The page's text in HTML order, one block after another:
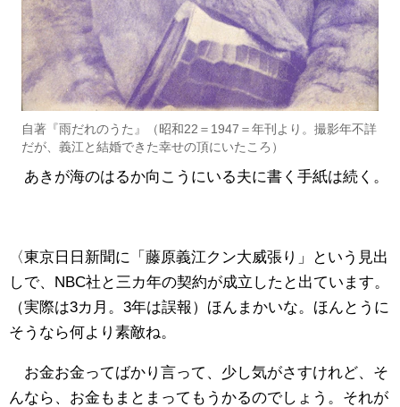
自著『雨だれのうた』（昭和22＝1947＝年刊より。撮影年不詳
だが、義江と結婚できた幸せの頂にいたころ）
あきが海のはるか向こうにいる夫に書く手紙は続く。
〈東京日日新聞に「藤原義江クン大威張り」という見出
しで、NBC社と三カ年の契約が成立したと出ています。
（実際は3カ月。3年は誤報）ほんまかいな。ほんとうに
そうなら何より素敵ね。
お金お金ってばかり言って、少し気がさすけれど、そ
んなら、お金もまとまってもうかるのでしょう。それが